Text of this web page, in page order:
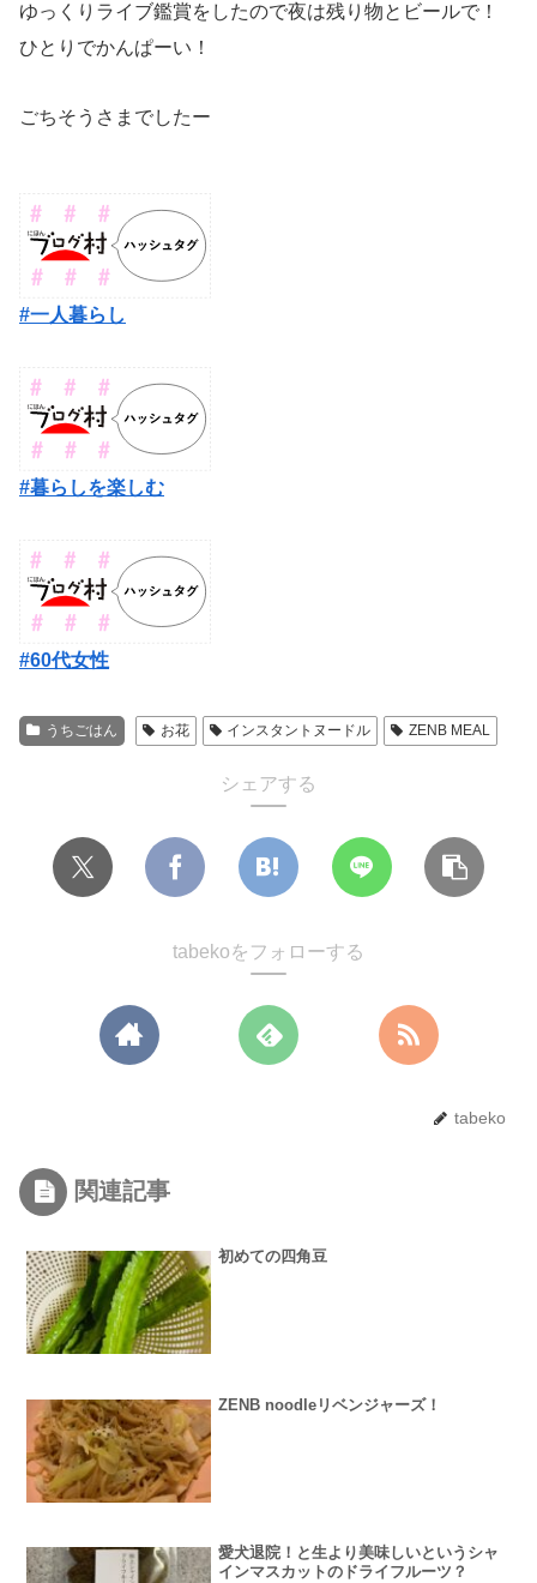
ゆっくりライブ鑑賞をしたので夜は残り物とビールで！
ひとりでかんぱーい！
ごちそうさまでしたー
#一人暮らし
#暮らしを楽しむ
#60代女性
うちごはん お花 インスタントヌードル ZENB MEAL
シェアする
tabekoをフォローする
tabeko
関連記事
初めての四角豆
ZENB noodleリベンジャーズ！
愛犬退院！と生より美味しいというシャ
インマスカットのドライフルーツ？